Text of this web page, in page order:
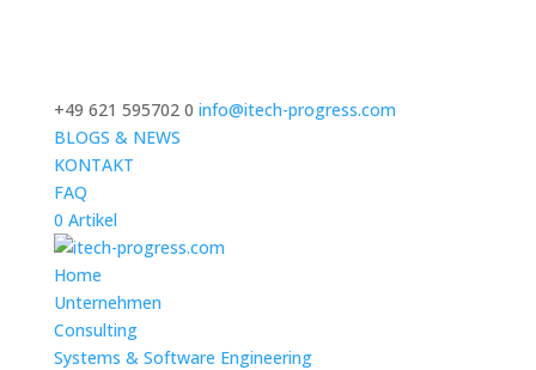
+49 621 595702 0 info@itech-progress.com
BLOGS & NEWS
KONTAKT
FAQ
0 Artikel
Home
Unternehmen
Consulting
Systems & Software Engineering